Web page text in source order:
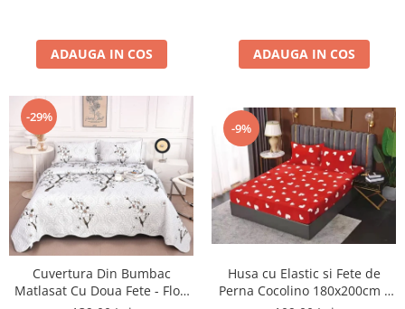
ADAUGA IN COS ADAUGA IN COS
-29%
Cuvertura Din Bumbac
Matlasat Cu Doua Fete - Flori
-9%
Husa cu Elastic si Fete de
Perna Cocolino 180x200cm -